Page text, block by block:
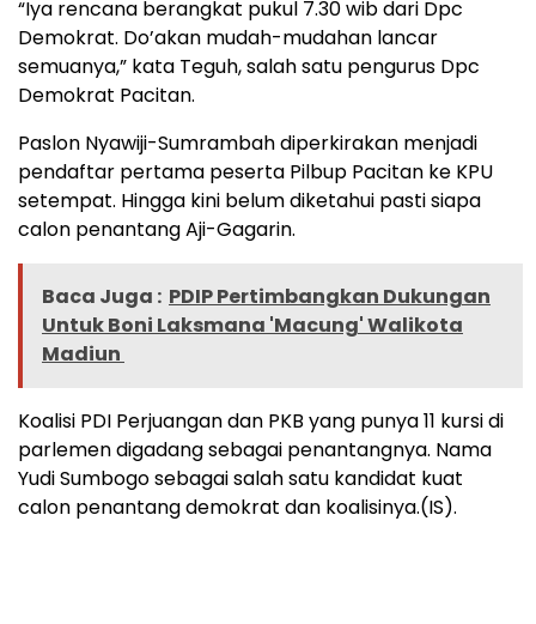
“Iya rencana berangkat pukul 7.30 wib dari Dpc
Demokrat. Do’akan mudah-mudahan lancar
semuanya,” kata Teguh, salah satu pengurus Dpc
Demokrat Pacitan.
Paslon Nyawiji-Sumrambah diperkirakan menjadi
pendaftar pertama peserta Pilbup Pacitan ke KPU
setempat. Hingga kini belum diketahui pasti siapa
calon penantang Aji-Gagarin.
Baca Juga : PDIP Pertimbangkan Dukungan
Untuk Boni Laksmana 'Macung' Walikota
Madiun
Koalisi PDI Perjuangan dan PKB yang punya 11 kursi di
parlemen digadang sebagai penantangnya. Nama
Yudi Sumbogo sebagai salah satu kandidat kuat
calon penantang demokrat dan koalisinya.(IS).